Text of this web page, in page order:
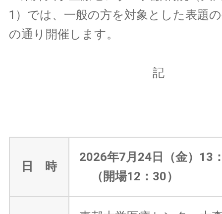
1）では、一般の方を対象とした表題
の通り開催します。
記
日 時
2026年7月24日（金）13
（開場12：30）